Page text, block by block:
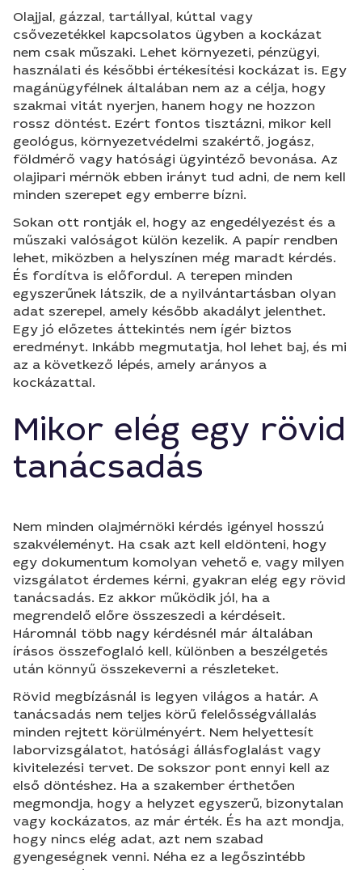
Olajjal, gázzal, tartállyal, kúttal vagy
csővezetékkel kapcsolatos ügyben a kockázat
nem csak műszaki. Lehet környezeti, pénzügyi,
használati és későbbi értékesítési kockázat is. Egy
magánügyfélnek általában nem az a célja, hogy
szakmai vitát nyerjen, hanem hogy ne hozzon
rossz döntést. Ezért fontos tisztázni, mikor kell
geológus, környezetvédelmi szakértő, jogász,
földmérő vagy hatósági ügyintéző bevonása. Az
olajipari mérnök ebben irányt tud adni, de nem kell
minden szerepet egy emberre bízni.
Sokan ott rontják el, hogy az engedélyezést és a
műszaki valóságot külön kezelik. A papír rendben
lehet, miközben a helyszínen még maradt kérdés.
És fordítva is előfordul. A terepen minden
egyszerűnek látszik, de a nyilvántartásban olyan
adat szerepel, amely később akadályt jelenthet.
Egy jó előzetes áttekintés nem ígér biztos
eredményt. Inkább megmutatja, hol lehet baj, és mi
az a következő lépés, amely arányos a
kockázattal.
Mikor elég egy rövid
tanácsadás
Nem minden olajmérnöki kérdés igényel hosszú
szakvéleményt. Ha csak azt kell eldönteni, hogy
egy dokumentum komolyan vehető e, vagy milyen
vizsgálatot érdemes kérni, gyakran elég egy rövid
tanácsadás. Ez akkor működik jól, ha a
megrendelő előre összeszedi a kérdéseit.
Háromnál több nagy kérdésnél már általában
írásos összefoglaló kell, különben a beszélgetés
után könnyű összekeverni a részleteket.
Rövid megbízásnál is legyen világos a határ. A
tanácsadás nem teljes körű felelősségvállalás
minden rejtett körülményért. Nem helyettesít
laborvizsgálatot, hatósági állásfoglalást vagy
kivitelezési tervet. De sokszor pont ennyi kell az
első döntéshez. Ha a szakember érthetően
megmondja, hogy a helyzet egyszerű, bizonytalan
vagy kockázatos, az már érték. És ha azt mondja,
hogy nincs elég adat, azt nem szabad
gyengeségnek venni. Néha ez a legőszintébb